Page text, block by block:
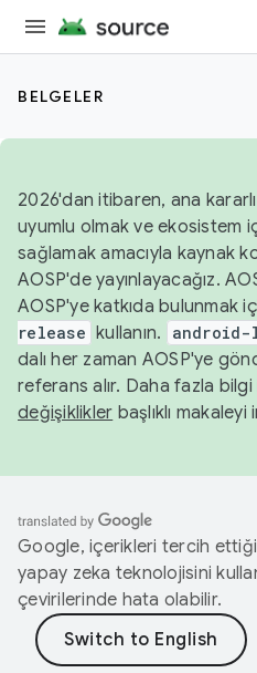
BELGELER
2026'dan itibaren, ana
uyumlu olmak ve ekosistem
sağlamak amacıyla kaynak
AOSP'de yayınlayacağız.
AOSP'ye katkıda bulunmak
release kullanın.
dalı her zaman AOSP'ye
referans alır. Daha fazla
değişiklikler başlıklı makaleyi
Google, içerikleri tercih
yapay zeka teknolojisini
çevirilerinde hata olabilir.